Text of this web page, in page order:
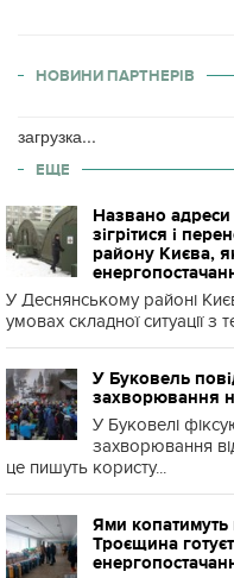
НОВИНИ ПАРТНЕРІВ
загрузка...
ЕЩЕ
Названо адреси
зігрітися і
району Києва,
У Деснянському районі
умовах складної ситуації
У Буковель
захворювання
У Буковелі
захворювання
це пишуть користу...
Ями
Троєщина